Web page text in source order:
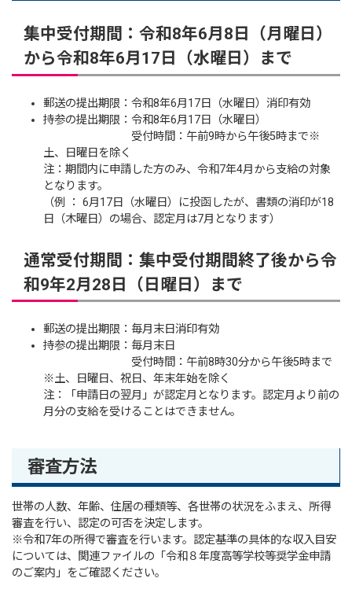
集中受付期間：令和8年6月8日（月曜日）
から令和8年6月17日（水曜日）まで
郵送の提出期限：令和8年6月17日（水曜日）消印有効
持参の提出期限：令和8年6月17日（水曜日）
受付時間：午前9時から午後5時まで※
土、日曜日を除く
注：期間内に申請した方のみ、令和7年4月から支給の対象
となります。
（例 ： 6月17日（水曜日）に投函したが、書類の消印が18
日（木曜日）の場合、認定月は7月となります）
通常受付期間：集中受付期間終了後から令
和9年2月28日（日曜日）まで
郵送の提出期限：毎月末日消印有効
持参の提出期限：毎月末日
受付時間：午前8時30分から午後5時まで
※土、日曜日、祝日、年末年始を除く
注：「申請日の翌月」が認定月となります。認定月より前の
月分の支給を受けることはできません。
審査方法
世帯の人数、年齢、住居の種類等、各世帯の状況をふまえ、所得
審査を行い、認定の可否を決定します。
※令和7年の所得で審査を行います。認定基準の具体的な収入目安
については、関連ファイルの「令和８年度高等学校等奨学金申請
のご案内」をご確認ください。